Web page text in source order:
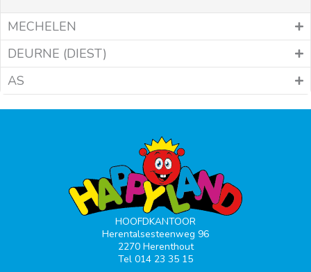
MECHELEN
DEURNE (DIEST)
AS
HOOFDKANTOOR
Herentalsesteenweg 96
2270 Herenthout
Tel 014 23 35 15